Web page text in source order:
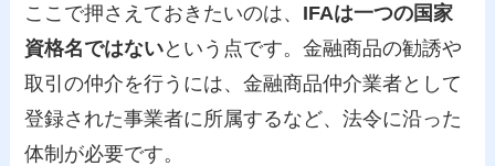
ここで押さえておきたいのは、 IFAは一つの国家
資格名ではないという点です。金融商品の勧誘や
取引の仲介を行うには、金融商品仲介業者として
登録された事業者に所属するなど、法令に沿った
体制が必要です。